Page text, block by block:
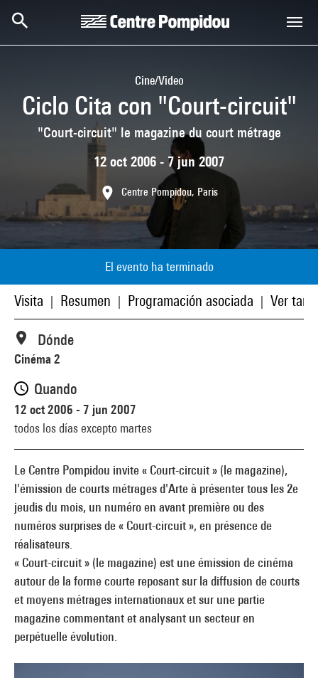
Cine/Video
Ciclo Cita con "Court-circuit"
"Court-circuit" le magazine du court métrage
12 oct 2006 - 7 jun 2007
Centre Pompidou, Paris
El evento ha terminado
Visita Resumen Programación asociada Ver
Le Centre Pompidou invite « Court-circuit » (le magazine),
l'émission de courts métrages d'Arte à présenter tous les 2e
jeudis du mois, un numéro en avant première ou des
numéros surprises de « Court-circuit », en présence de
réalisateurs.
« Court-circuit » (le magazine) est une émission de cinéma
autour de la forme courte reposant sur la diffusion de courts
et moyens métrages internationaux et sur une partie
magazine commentant et analysant un secteur en
perpétuelle évolution.
Dónde
Cinéma 2
Quando
12 oct 2006 - 7 jun 2007
todos los días excepto martes